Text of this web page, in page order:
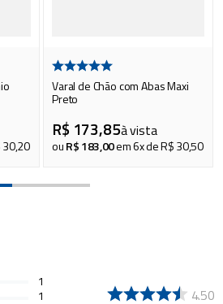
30,20
Varal de Chão com Abas Maxi
Preto
R$ 173,85à vista
ouR$183,00em6x deR$30,50
1
1
4.50